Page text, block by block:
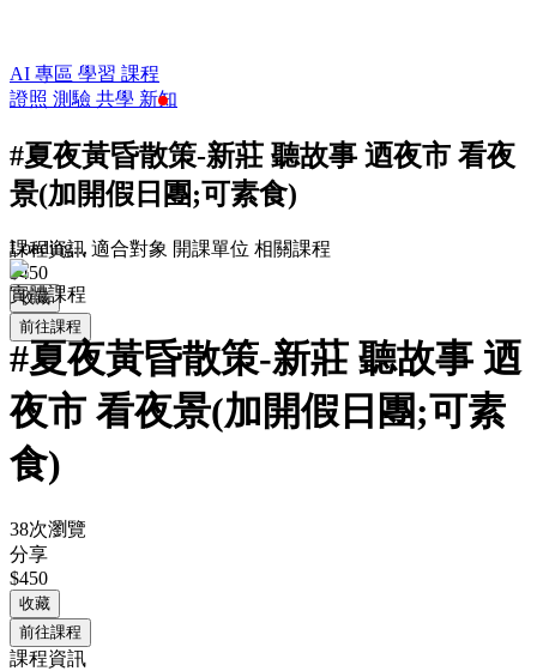
AI 專區 學習 課程
證照 測驗 共學 新知
#夏夜黃昏散策-新莊 聽故事 迺夜市 看夜
景(加開假日團;可素食)
課程資訊 適合對象 開課單位 相關課程
$450
收藏
前往課程
Loading...
實體課程
#夏夜黃昏散策-新莊 聽故事 迺
夜市 看夜景(加開假日團;可素
食)
38次瀏覽
分享
$450
收藏
前往課程
課程資訊